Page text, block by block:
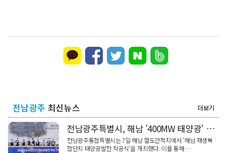
전남광주 최신뉴스 더보기
전남광주특별시, 해남 '400MW 태양광' 착공…SK하이닉스 공급
전남광주통합특별시는 7일 해남 혈도간척지에서 '해남 재생복
합단지 태양광발전 착공식'을 개최했다. 이를 통해 …